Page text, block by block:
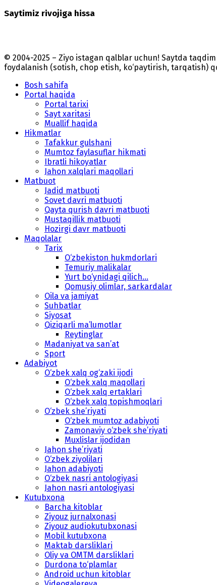
Saytimiz rivojiga hissa
© 2004-2025 – Ziyo istagan qalblar uchun! Saytda
foydalanish (sotish, chop etish, ko‘paytirish, tarqatish)
Bosh sahifa
Portal haqida
Portal tarixi
Sayt xaritasi
Muallif haqida
Hikmatlar
Tafakkur gulshani
Mumtoz faylasuflar hikmati
Ibratli hikoyatlar
Jahon xalqlari maqollari
Matbuot
Jadid matbuoti
Sovet davri matbuoti
Qayta qurish davri matbuoti
Mustaqillik matbuoti
Hozirgi davr matbuoti
Maqolalar
Tarix
O‘zbekiston hukmdorlari
Temuriy malikalar
Yurt bo‘ynidagi qilich...
Qomusiy olimlar, sarkardalar
Oila va jamiyat
Suhbatlar
Siyosat
Qiziqarli ma’lumotlar
Reytinglar
Madaniyat va san’at
Sport
Adabiyot
O‘zbek xalq og‘zaki ijodi
O‘zbek xalq maqollari
O‘zbek xalq ertaklari
O‘zbek xalq topishmoqlari
O‘zbek she’riyati
O‘zbek mumtoz adabiyoti
Zamonaviy o‘zbek she’riyati
Muxlislar ijodidan
Jahon she’riyati
O‘zbek ziyolilari
Jahon adabiyoti
O‘zbek nasri antologiyasi
Jahon nasri antologiyasi
Kutubxona
Barcha kitoblar
Ziyouz jurnalxonasi
Ziyouz audiokutubxonasi
Mobil kutubxona
Maktab darsliklari
Oliy va OMTM darsliklari
Durdona to‘plamlar
Android uchun kitoblar